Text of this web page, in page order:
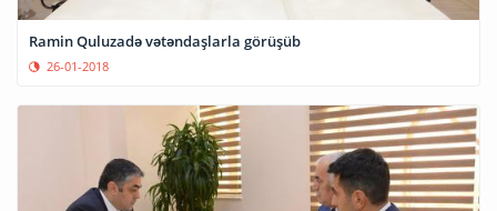
Ramin Quluzadə vətəndaşlarla görüşüb
26-01-2018